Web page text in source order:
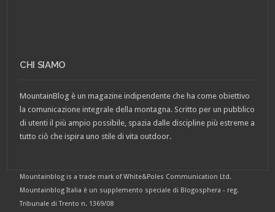
CHI SIAMO
MountainBlog è un magazine indipendente che ha come obiettivo
la comunicazione integrale della montagna. Scritto per un pubblico
di utenti il più ampio possibile, spazia dalle discipline più estreme a
tutto ciò che ispira uno stile di vita outdoor.
Mountainblog is a trade mark of White&Poles Communication Ltd.
Mountainblog Italia è un supplemento speciale di Blogosphera - reg.
Tribunale di Trento n. 1369/08